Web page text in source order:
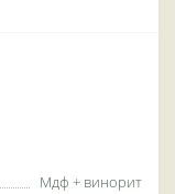
Мдф + винорит